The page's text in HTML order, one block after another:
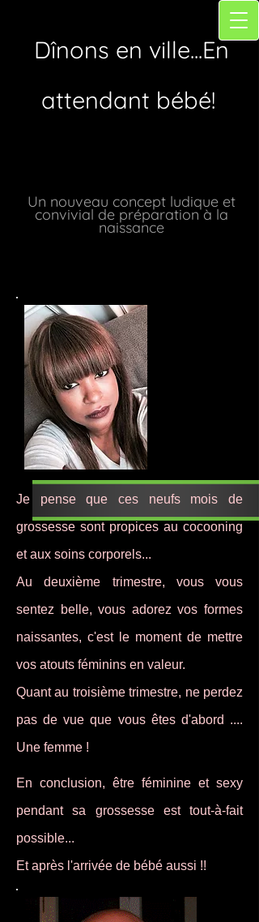
Dînons en ville...En
attendant bébé!
Un nouveau concept ludique et
convivial de préparation à la
naissance
Je pense que ces neufs mois de
grossesse sont propices au cocooning
et aux soins corporels...
Au deuxième trimestre, vous vous
sentez belle, vous adorez vos formes
naissantes, c'est le moment de mettre
vos atouts féminins en valeur.
Quant au troisième trimestre, ne perdez
pas de vue que vous êtes d'abord ....
Une femme !
En conclusion, être féminine et sexy
pendant sa grossesse est tout-à-fait
possible...
Et après l'arrivée de bébé aussi !!